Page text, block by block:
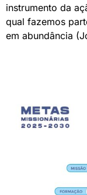
instrumento da
qual fazemos
em abundância